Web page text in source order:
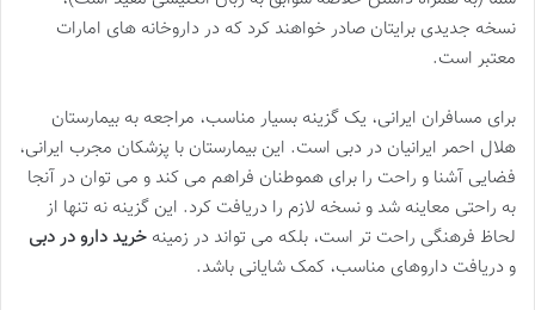
نسخه جدیدی برایتان صادر خواهند کرد که در داروخانه های امارات
معتبر است.
برای مسافران ایرانی، یک گزینه بسیار مناسب، مراجعه به بیمارستان
هلال احمر ایرانیان در دبی است. این بیمارستان با پزشکان مجرب ایرانی،
فضایی آشنا و راحت را برای هموطنان فراهم می کند و می توان در آنجا
به راحتی معاینه شد و نسخه لازم را دریافت کرد. این گزینه نه تنها از
لحاظ فرهنگی راحت تر است، بلکه می تواند در زمینه خرید دارو در دبی
و دریافت داروهای مناسب، کمک شایانی باشد.